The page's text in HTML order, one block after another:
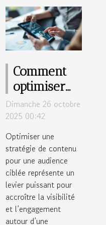
Comment
optimiser
votre
stratégie de
contenu
pour une
audience
ciblée ?
Dimanche 26 octobre
2025 00:42
Optimiser une
stratégie de contenu
pour une audience
ciblée représente un
levier puissant pour
accroître la visibilité
et l’engagement
autour d’une